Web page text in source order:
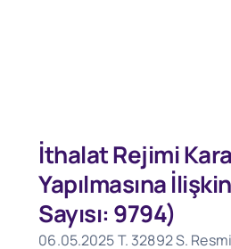
İthalat Rejimi
Yapılmasına
Sayısı: 9794)
06.05.2025 T. 32892 S.